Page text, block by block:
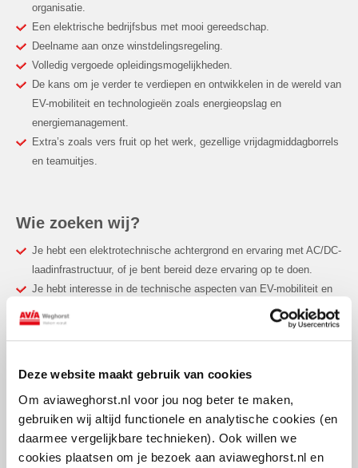
Deze website maakt gebruik van cookies
Om aviaweghorst.nl voor jou nog beter te maken,
gebruiken wij altijd functionele en analytische cookies (en
daarmee vergelijkbare technieken). Ook willen we
cookies plaatsen om je bezoek aan aviaweghorst.nl en
organisatie.
Een elektrische bedrijfsbus met mooi gereedschap.
Deelname aan onze winstdelingsregeling.
Volledig vergoede opleidingsmogelijkheden.
De kans om je verder te verdiepen en ontwikkelen in de wereld van
EV-mobiliteit en technologieën zoals energieopslag en
energiemanagement.
Extra’s zoals vers fruit op het werk, gezellige vrijdagmiddagborrels
en teamuitjes.
Wie zoeken wij?
Je hebt een elektrotechnische achtergrond en ervaring met AC/DC-
laadinfrastructuur, of je bent bereid deze ervaring op te doen.
Je hebt interesse in de technische aspecten van EV-mobiliteit en
energievraagstukken, zoals slimme aansturing en batterijopslag.
Je bent gedreven en wilt samen met ons team AVIA VOLT verder
nog niet hebt, zullen wij hierin faciliteren.
In het bezit van- of bereidheid om te halen van NEN 3140
certificaten en VCA.